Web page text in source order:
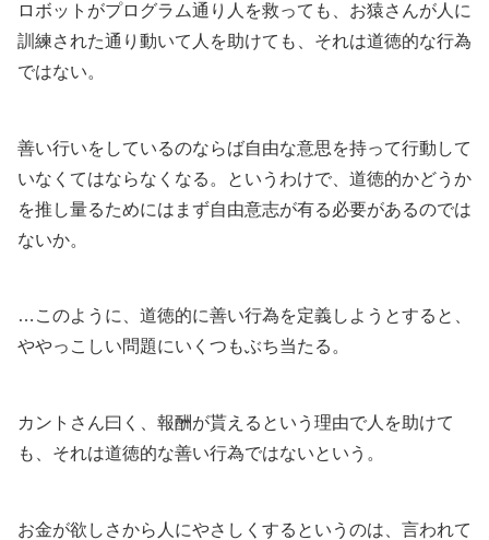
ロボットがプログラム通り人を救っても、お猿さんが人に
訓練された通り動いて人を助けても、それは道徳的な行為
ではない。
善い行いをしているのならば自由な意思を持って行動して
いなくてはならなくなる。というわけで、道徳的かどうか
を推し量るためにはまず自由意志が有る必要があるのでは
ないか。
…このように、道徳的に善い行為を定義しようとすると、
ややっこしい問題にいくつもぶち当たる。
カントさん曰く、報酬が貰えるという理由で人を助けて
も、それは道徳的な善い行為ではないという。
お金が欲しさから人にやさしくするというのは、言われて